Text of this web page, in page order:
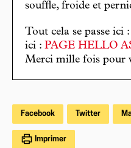
souffle, froide et
Tout cela se passe ici :
ici : PAGE HELLO
Merci mille fois pour
Facebook Twitter
Imprimer